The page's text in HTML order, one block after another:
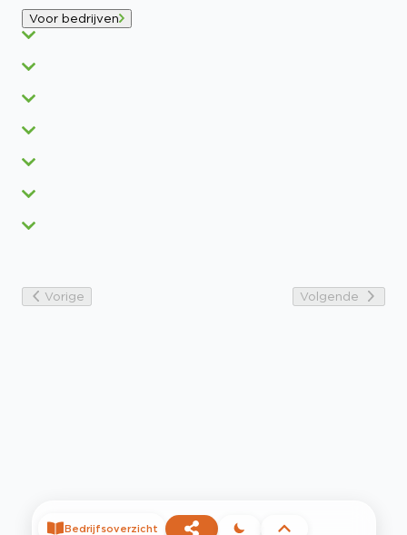
Voor bedrijven
Vorige Volgende
Bedrijfsoverzicht